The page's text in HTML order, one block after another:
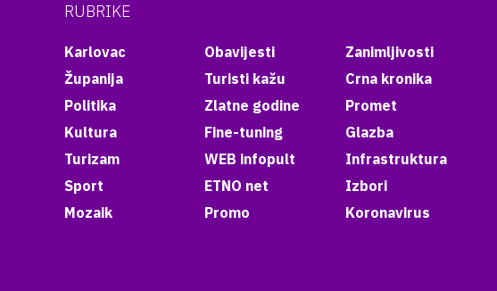
RUBRIKE
Karlovac
Županija
Politika
Kultura
Turizam
Sport
Mozaik
Obavijesti
Turisti kažu
Zlatne godine
Fine-tuning
WEB infopult
ETNO net
Promo
Zanimljivosti
Crna kronika
Promet
Glazba
Infrastruktura
Izbori
Koronavirus